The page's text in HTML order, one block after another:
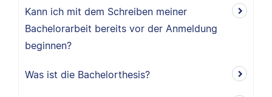
Kann ich mit dem Schreiben meiner
Bachelorarbeit bereits vor der Anmeldung
beginnen?
Was ist die Bachelorthesis?